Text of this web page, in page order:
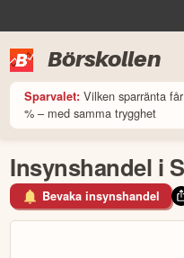
Börskollen
Sparvalet: Vilken sparränta
% – med samma trygghet
Insynshandel i
Bevaka insynshandel